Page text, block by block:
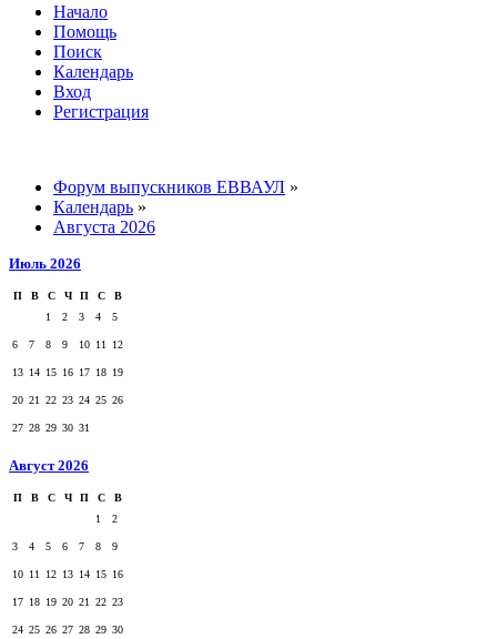
Начало
Помощь
Поиск
Календарь
Вход
Регистрация
Форум выпускников ЕВВАУЛ »
Календарь »
Августа 2026
Июль 2026
П В С Ч П С
В
1
2 3 4 5
6 7 8 9 10 11 12
13 14 15 16 17 18 19
20 21 22 23 24 25 26
27 28 29 30 31
Август 2026
П В С Ч П С
В
1
2
3 4 5 6 7 8 9
10 11 12 13 14 15 16
17 18 19 20 21 22 23
24 25 26 27 28 29 30